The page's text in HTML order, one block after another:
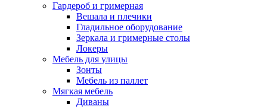
Гардероб и гримерная
Вешала и плечики
Гладильное оборудование
Зеркала и гримерные столы
Локеры
Мебель для улицы
Зонты
Мебель из паллет
Мягкая мебель
Диваны